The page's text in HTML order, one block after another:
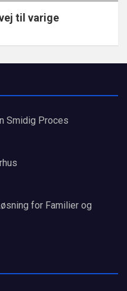
til varige
Smidig Proces
for Familier og